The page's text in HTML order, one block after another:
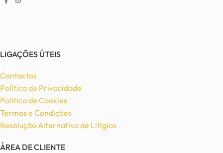
LIGAÇÕES ÚTEIS
Contactos
Política de Privacidade
Política de Cookies
Termos e Condições
Resolução Alternativa de Litígios
ÁREA DE CLIENTE